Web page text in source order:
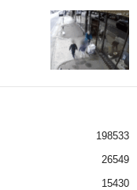
198533
26549
15430